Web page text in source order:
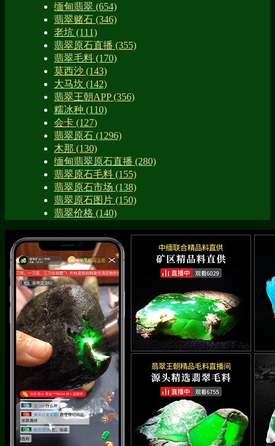
缅甸翡翠 (654)
翡翠赌石 (346)
老坑 (111)
翡翠原石直播 (355)
翡翠毛料 (170)
莫西沙 (143)
大马坎 (142)
翡翠王朝APP(356)
糯冰种 (110)
会卡 (127)
翡翠原石 (1296)
木那 (130)
缅甸翡翠原石直播 (280)
翡翠原石毛料 (155)
翡翠原石市场 (138)
翡翠原石图片 (150)
翡翠价格 (140)